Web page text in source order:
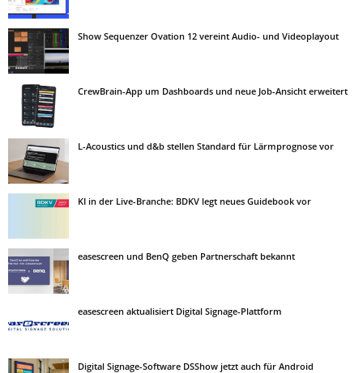
Show Sequenzer Ovation 12 vereint Audio- und Videoplayout
CrewBrain-App um Dashboards und neue Job-Ansicht erweitert
L-Acoustics und d&b stellen Standard für Lärmprognose vor
KI in der Live-Branche: BDKV legt neues Guidebook vor
easescreen und BenQ geben Partnerschaft bekannt
easescreen aktualisiert Digital Signage-Plattform
Digital Signage-Software DSShow jetzt auch für Android